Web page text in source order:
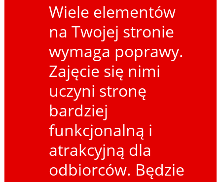
Wiele elementów
na Twojej stronie
wymaga poprawy.
Zajęcie się nimi
uczyni stronę
bardziej
funkcjonalną i
atrakcyjną dla
odbiorców. Będzie